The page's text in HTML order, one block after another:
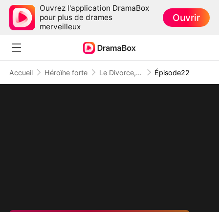
Ouvrez l'application DramaBox
pour plus de drames
merveilleux
Ouvrir
Accueil Héroïne forte Le Divorce, Mon Meilleur Choix Épisode22